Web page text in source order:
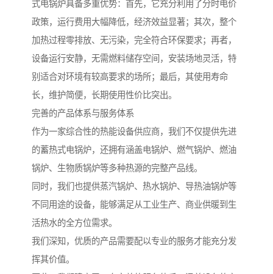
式电锅炉具备多重优势：首先，它充分利用了分时电价
政策，运行费用大幅降低，经济效益显著；其次，整个
加热过程零排放、无污染，完全符合环保要求；再者，
设备运行安静，无需燃料储存空间，安装场地灵活，特
别适合对环境有较高要求的场所；最后，其使用寿命
长，维护简便，长期使用性价比突出。
完善的产品体系与服务体系
作为一家综合性的热能设备供应商，我们不仅提供先进
的蓄热式电锅炉，还拥有涵盖电锅炉、燃气锅炉、燃油
锅炉、生物质锅炉等多种热源的完整产品线。
同时，我们也提供蒸汽锅炉、热水锅炉、导热油锅炉等
不同用途的设备，能够满足从工业生产、商业供暖到生
活热水的全方位需求。
我们深知，优质的产品需要配以专业的服务才能充分发
挥其价值。